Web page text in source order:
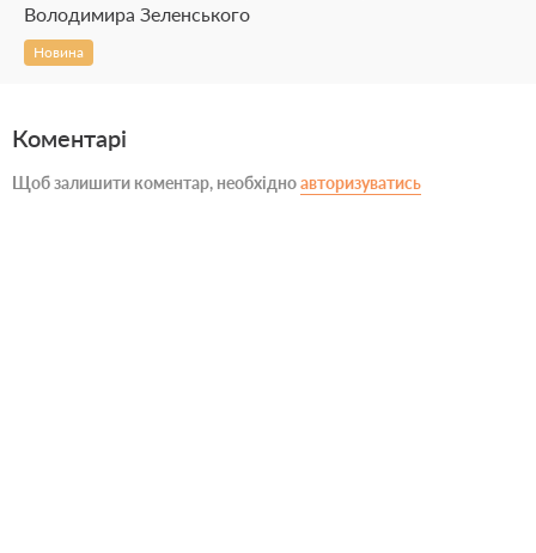
Володимира Зеленського
Новина
Коментарі
Щоб залишити коментар, необхідноавторизуватись